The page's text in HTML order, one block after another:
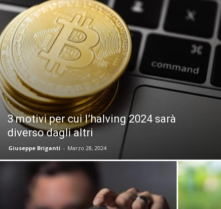
3 motivi per cui l’halving 2024 sarà
diverso dagli altri
Giuseppe Briganti - Marzo 28, 2024